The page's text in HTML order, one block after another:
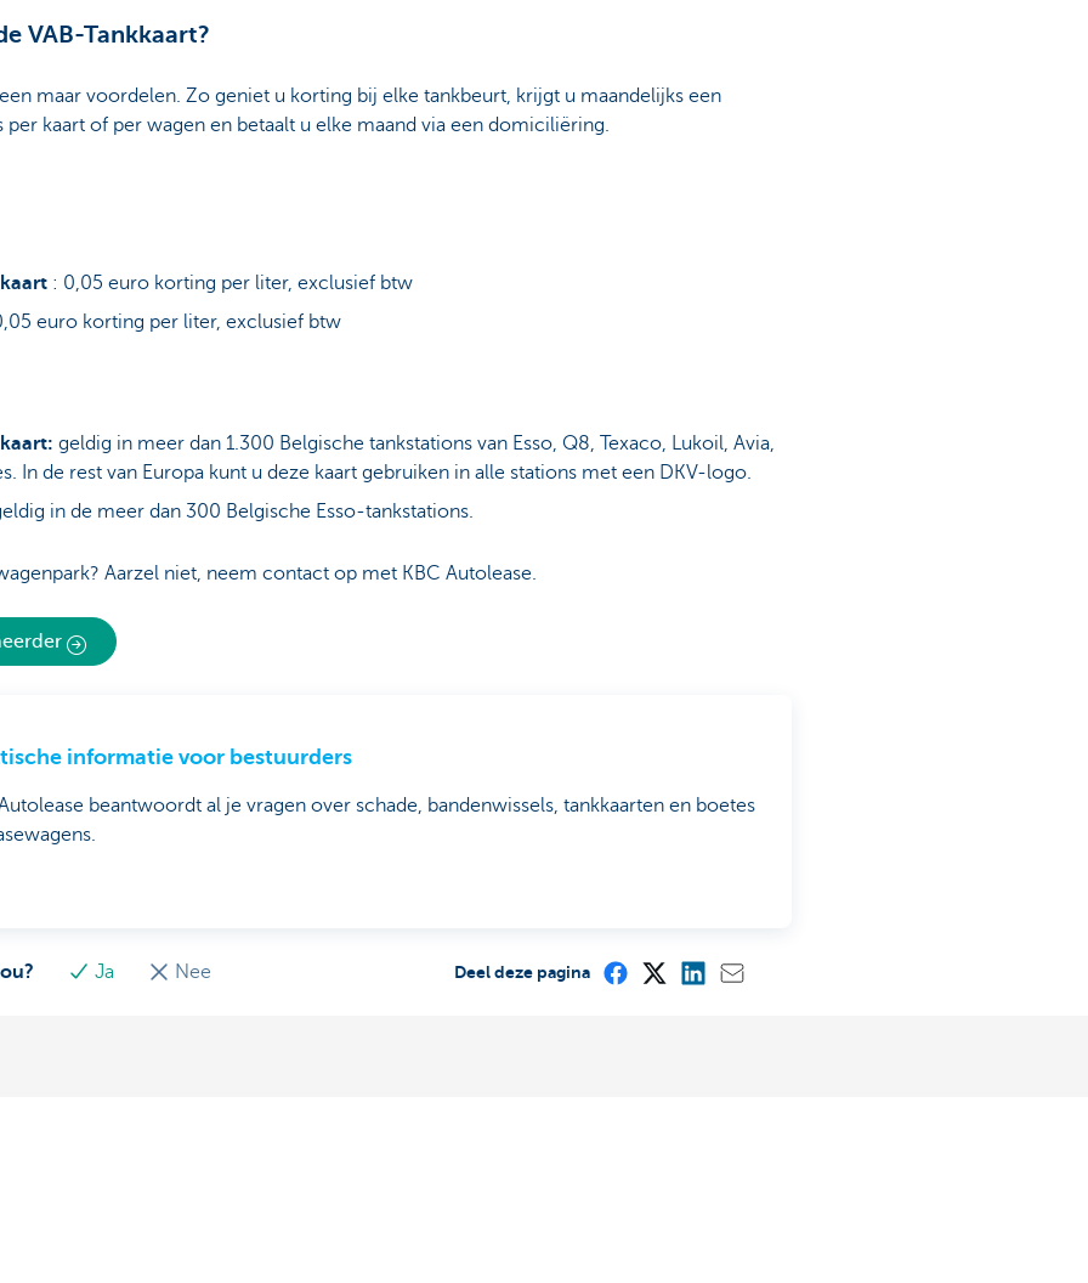
VAB-Tankkaart?
maar voordelen. Zo geniet u korting bij elke tankbeurt, krijgt u maandelijks een
kaart of per wagen en betaalt u elke maand via een domiciliëring.
: 0,05 euro korting per liter, exclusief btw
euro korting per liter, exclusief btw
geldig in meer dan 1.300 Belgische tankstations van Esso, Q8, Texaco, Lukoil, Avia,
In de rest van Europa kunt u deze kaart gebruiken in alle stations met een DKV-logo.
in de meer dan 300 Belgische Esso-tankstations.
Aarzel niet, neem contact op met KBC Autolease.
informatie voor bestuurders
beantwoordt al je vragen over schade, bandenwissels, tankkaarten en boetes
Ja Nee Deel deze pagina